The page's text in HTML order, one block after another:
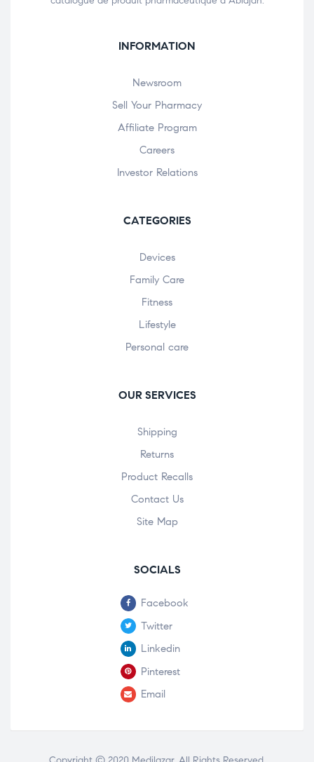
INFORMATION
Newsroom
Sell Your Pharmacy
Affiliate Program
Careers
Investor Relations
CATEGORIES
Devices
Family Care
Fitness
Lifestyle
Personal care
OUR SERVICES
Shipping
Returns
Product Recalls
Contact Us
Site Map
SOCIALS
Facebook
Twitter
Linkedin
Pinterest
Email